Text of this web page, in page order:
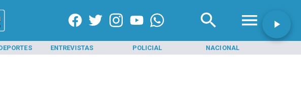
ENTREVISTAS POLICIAL NACIONAL